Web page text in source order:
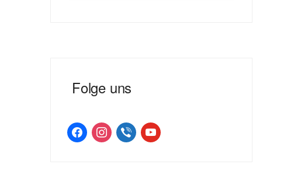
Folge uns
facebookinstagramviber youtube